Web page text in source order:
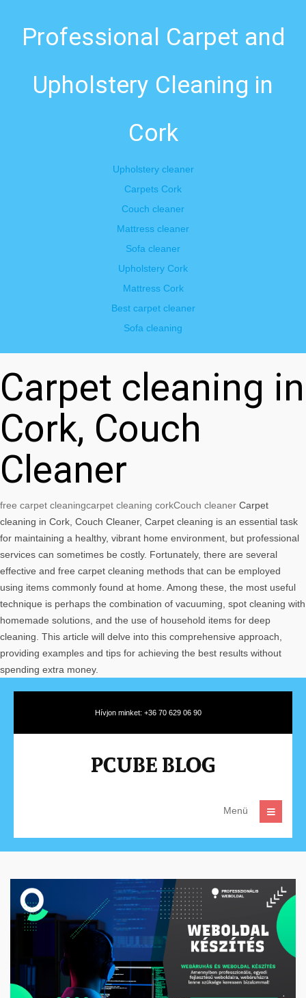
Professional Carpet and
Upholstery Cleaning in
Cork
Upholstery cleaner
Carpets Cork
Couch cleaner
Mattress cleaner
Sofa cleaner
Upholstery Cork
Mattress Cork
Best carpet cleaner
Sofa cleaning
Carpet cleaning in
Cork, Couch
Cleaner
free carpet cleaningcarpet cleaning corkCouch cleaner Carpet
cleaning in Cork, Couch Cleaner, Carpet cleaning is an essential task
for maintaining a healthy, vibrant home environment, but professional
services can sometimes be costly. Fortunately, there are several
effective and free carpet cleaning methods that can be employed
using items commonly found at home. Among these, the most useful
technique is perhaps the combination of vacuuming, spot cleaning with
homemade solutions, and the use of household items for deep
cleaning. This article will delve into this comprehensive approach,
providing examples and tips for achieving the best results without
spending extra money.
Hívjon minket: +36 70 629 06 90
Menü